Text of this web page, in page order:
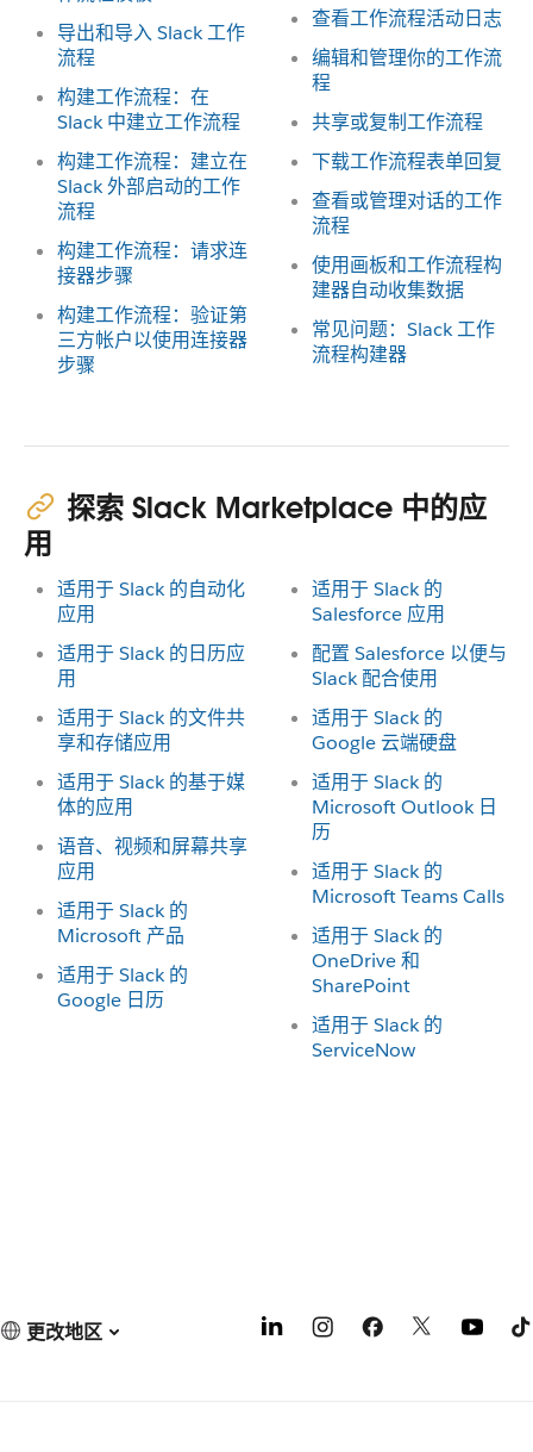
导出和导入 Slack 工作
流程
构建工作流程：在
Slack 中建立工作流程
构建工作流程：建立在
Slack 外部启动的工作
流程
构建工作流程：请求连
接器步骤
构建工作流程：验证第
三方帐户以使用连接器
步骤
查看工作流程活动日志
编辑和管理你的工作流
程
共享或复制工作流程
下载工作流程表单回复
查看或管理对话的工作
流程
使用画板和工作流程构
建器自动收集数据
常见问题：Slack 工作
流程构建器
探索 Slack Marketplace 中的应
用
适用于 Slack 的自动化
应用
适用于 Slack 的日历应
用
适用于 Slack 的文件共
享和存储应用
适用于 Slack 的基于媒
体的应用
语音、视频和屏幕共享
应用
适用于 Slack 的
Microsoft 产品
适用于 Slack 的
Google 日历
适用于 Slack 的
Salesforce 应用
配置 Salesforce 以便与
Slack 配合使用
适用于 Slack 的
Google 云端硬盘
适用于 Slack 的
Microsoft Outlook 日
历
适用于 Slack 的
Microsoft Teams Calls
适用于 Slack 的
OneDrive 和
SharePoint
适用于 Slack 的
ServiceNow
更改地区